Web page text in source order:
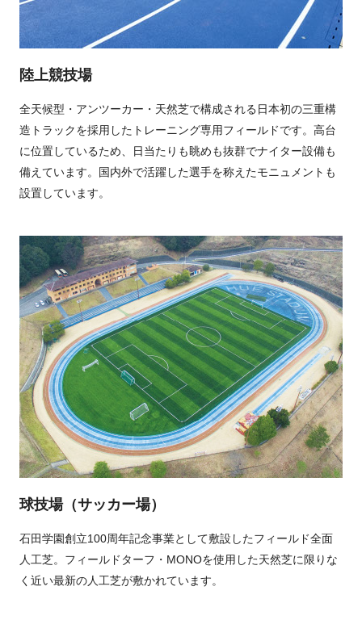
陸上競技場
全天候型・アンツーカー・天然芝で構成される日本初の三重構
造トラックを採用したトレーニング専用フィールドです。高台
に位置しているため、日当たりも眺めも抜群でナイター設備も
備えています。国内外で活躍した選手を称えたモニュメントも
設置しています。
球技場（サッカー場）
石田学園創立100周年記念事業として敷設したフィールド全面
人工芝。フィールドターフ・MONOを使用した天然芝に限りな
く近い最新の人工芝が敷かれています。